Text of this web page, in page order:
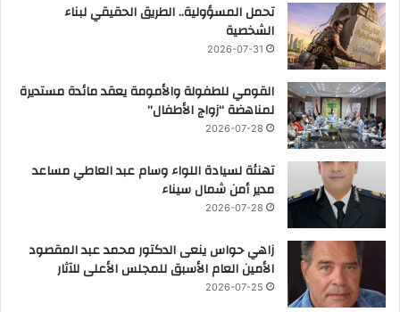
تحمل المسؤولية.. الطريق الحقيقي لبناء
الشخصية
2026-07-31
القومي للطفولة والأمومة يعقد مائدة مستديرة
لمناهضة “زواج الأطفال”
2026-07-28
تهنئة لسيادة اللواء وسام عبد العاطي مساعد
مدير أمن شمال سيناء
2026-07-28
زاهي حواس ينعى الدكتور محمد عبد المقصود
الأمين العام الأسبق للمجلس الأعلى للآثار
2026-07-25